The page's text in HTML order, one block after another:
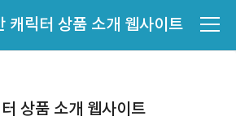
캐릭터 상품 소개 웹사이트
상품 소개 웹사이트